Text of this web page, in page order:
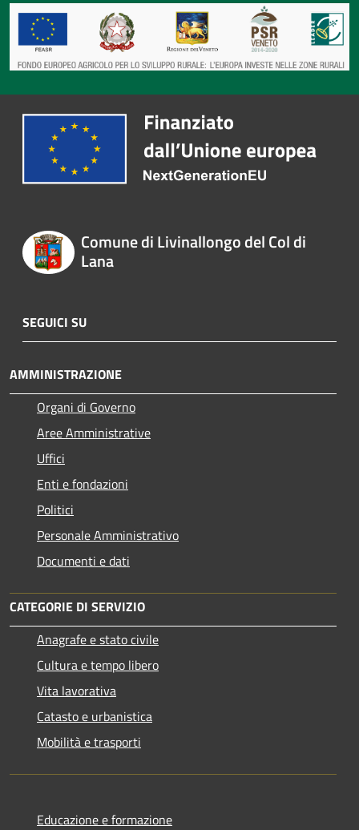
Comune di Livinallongo del Col di
Lana
SEGUICI SU
AMMINISTRAZIONE
Organi di Governo
Aree Amministrative
Uffici
Enti e fondazioni
Politici
Personale Amministrativo
Documenti e dati
CATEGORIE DI SERVIZIO
Anagrafe e stato civile
Cultura e tempo libero
Vita lavorativa
Catasto e urbanistica
Mobilità e trasporti
Educazione e formazione